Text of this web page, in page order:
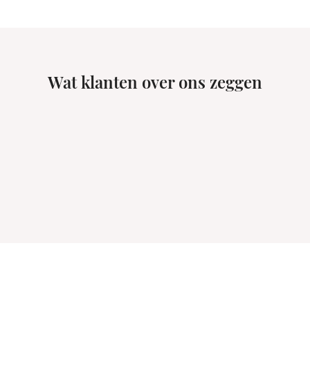
Wat klanten over ons zeggen